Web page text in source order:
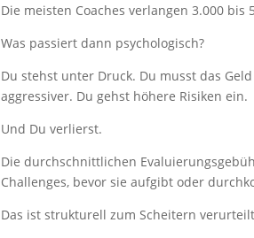
Die meisten Coaches verlangen 3.000
Was passiert dann psychologisch?
Du stehst unter Druck. Du musst das
aggressiver. Du gehst höhere Risiken ein.
Und Du verlierst.
Die durchschnittlichen
Challenges, bevor sie aufgibt oder
Das ist strukturell zum Scheitern